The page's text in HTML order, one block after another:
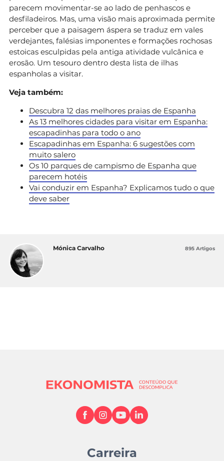
parecem movimentar-se ao lado de penhascos e
desfiladeiros. Mas, uma visão mais aproximada permite
perceber que a paisagem áspera se traduz em vales
verdejantes, falésias imponentes e formações rochosas
estoicas esculpidas pela antiga atividade vulcânica e
erosão. Um tesouro dentro desta lista de ilhas
espanholas a visitar.
Veja também:
Descubra 12 das melhores praias de Espanha
As 13 melhores cidades para visitar em Espanha:
escapadinhas para todo o ano
Escapadinhas em Espanha: 6 sugestões com
muito salero
Os 10 parques de campismo de Espanha que
parecem hotéis
Vai conduzir em Espanha? Explicamos tudo o que
deve saber
Mónica Carvalho 895 Artigos
Carreira